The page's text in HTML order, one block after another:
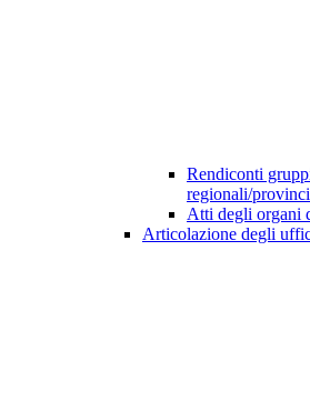
Rendiconti
regionali/
Atti degli organi
Articolazione degli